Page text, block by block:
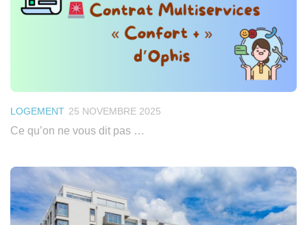
LOGEMENT 25 NOVEMBRE 2025
Ce qu’on ne vous dit pas …